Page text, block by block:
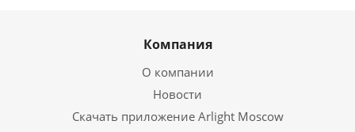
Компания
О компании
Новости
Скачать приложение Arlight Moscow